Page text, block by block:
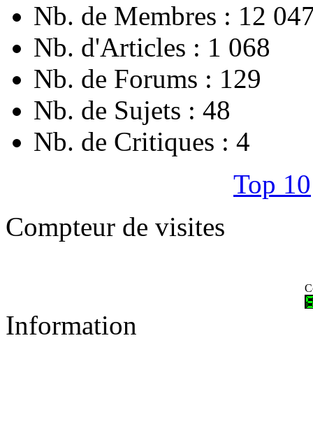
Nb. de Membres : 12
Nb. d'Articles : 1 068
Nb. de Forums : 129
Nb. de Sujets : 48
Nb. de Critiques : 4
Top 10
Compteur de visites
Information